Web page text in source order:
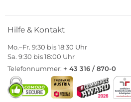
Hilfe & Kontakt
Mo.–Fr. 9:30 bis 18:30 Uhr
Sa. 9:30 bis 18:00 Uhr
Telefonnummer: + 43 316 / 870-0